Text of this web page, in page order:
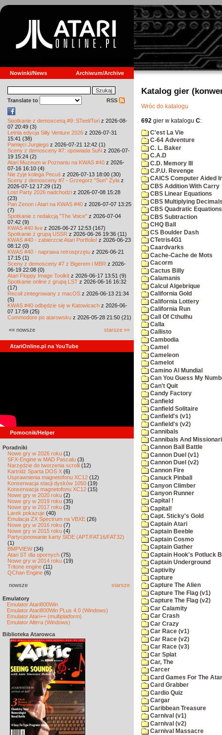
Nowinki/News Archiwum/Archive
Translate to RSS
Spotkanie z demosceną #9: STeel/Tori z 2026-08-
07 20:49 (3)
Letnia edycja Silly Venture 2026 z 2026-07-31
15:41 (38)
Pamięci Jurgiego z 2026-07-21 12:42 (1)
Sceny z demosceny #7: opowiada SuN z 2026-07-
19 15:24 (2)
Atari Muzeum w Poznaniu na KWAS #40 z 2026-
07-16 16:10 (4)
Nie żyje kolega Pecuś z 2026-07-13 18:00 (30)
Sceny z demosceny #7 - Grzegorz "Sun" Żyła z
2026-07-12 17:29 (12)
Lost Party 2026 nadchodzi z 2026-07-08 15:28
(23)
Pan Zenon i Atari na KWAS #40 z 2026-07-07 13:25
(7)
Spotkanie z redakcją "The Voice" z 2026-07-04
07:42 (9)
KWAS #40 live z 2026-06-27 12:53 (167)
Spotkanie z grupą USSR z 2026-06-26 19:36 (11)
KWAS #40 - zabierzcie Atari Portfolio! z 2026-06-23
08:12 (0)
KWAS #40 - naprawa retrosprzętu z 2026-06-21
17:15 (1)
Sceny z demosceny #7 z Bigerem i MBR z 2026-
06-19 22:08 (0)
Atari Floppy Image Toolkit z 2026-06-17 13:51 (9)
Spotkanie online z grupą LST z 2026-06-16 16:32
(17)
Recoil zintegrowany z macOS z 2026-06-13 21:34
(5)
KWAS #40 odbędzie się w Katowicach z 2026-06-
07 17:59 (25)
Commodore po atarowsku z 2026-05-28 21:50 (21)
«« nowsze starsze »»
AtariOnline.pl na YouTube
Pomocnik/Helper
Poradniki
Nowe gry w 2026 roku (1)
SFX-Engine w MAD Pascalu (3)
Narzędzie do tworzenia scrolli (12)
Kartridż Sparta DOS X (6)
Usprawnienia magnetofonu XC12 (12)
Konserwacja stacji dysków 1050 (19)
Konserwacja magnetofonu XC12 (15)
Nowe gry w 2020 roku (2)
Nowe gry w 2019 roku (35)
Nowe gry w 2017 roku (3)
Larek pokazuje (40)
Emulacja ZX Spectrum na VBXE (26)
Nowe gry w 2016 roku (7)
Nowe gry w 2015 roku (4)
Partycjonowanie karty SIDE (APT/FAT16/FAT32)
(1)
BMPVIEW(34)
Atari ST dla opornych (75)
Nowe gry w 2014 roku (19)
Tritone engine (11)
QChan Engine (6)
nowsze starsze
Emulatory
Emulator Atari800Win
Emulator Atari800Win PLus 4.0 (Windows)
Emulator Atari++ (multiplatform)
Emulator Altirra (Windows)
Biblioteka Atarowca
Katalog gier
Wróc do katalogu
692 gier w katalogu C:
C'est La Vie
C-64 Adventure
C. L. Baker
C.A.D
C.D. Memory III
C.P.U. Revenge
CAICS Computer Aided
CBS Addition With Carry
CBS Linear Equations
CBS Multiplying
CBS Quadratic Equations
CBS Subtraction
CHQ Ball
CS Boulder Dash
CTetris4G1
Caardvarks
Cache-Cache de Mots
Cacorm
Cactus Billy
Calamanis
Calcul Algebrique
California Gold
California Lottery
California Run
Call Of Cthulhu
Calla
Callisto
Cambodia
Camel
Cameleon
Camelot
Camino Al Mundial
Can You Guess My
Can't Quit
Candy Factory
Canfield
Canfield Solitaire
Canfield's (v1)
Canfield's (v2)
Cannibals
Cannibals And
Cannon Ball Battle
Cannon Duel (v1)
Cannon Duel (v2)
Cannon Fire
Canuck Pinball
Canyon Climber
Canyon Runner
Capital !
Capital!
Capt. Sticky's Gold
Captain Atari
Captain Beeble
Captain Cosmo
Captain Gather
Captain Hook's Potluck
Captain Underground
Captivity
Capture
Capture The Alien
Capture The Flag (v1)
Capture The Flag (v2)
Car Calamity
Car Crash
Car Crazy
Car Race (v1)
Car Race (v2)
Car Race (v3)
Car Splat
Car, The
Carcer
Card Games For The
Card Grabber
Cardio Quiz
Cargar
Caribbean Treasure
Carnival (v1)
Carnival (v2)
Carnival Massacre